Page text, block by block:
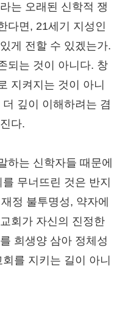
는 오래된 신학적 쟁
다면, 21세기 지성인
게 전할 수 있겠는가.
되는 것이 아니다. 창
지켜지는 것이 아니
깊이 이해하려는 겸
다.
하는 신학자들 때문에
무너뜨린 것은 반지
정 불투명성, 약자에
회가 자신의 진정한
희생양 삼아 정체성
를 지키는 길이 아니